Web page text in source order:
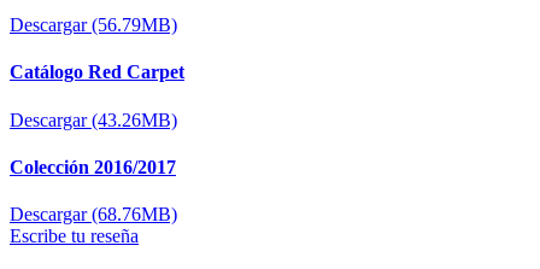
Descargar (56.79MB)
Catálogo Red Carpet
Descargar (43.26MB)
Colección 2016/2017
Descargar (68.76MB)
Escribe tu reseña